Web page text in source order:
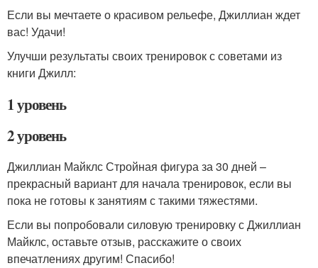
Если вы мечтаете о красивом рельефе, Джиллиан ждет
вас! Удачи!
Улучши результаты своих тренировок с советами из
книги Джилл:
1 уровень
2 уровень
Джиллиан Майклс Стройная фигура за 30 дней –
прекрасный вариант для начала тренировок, если вы
пока не готовы к занятиям с такими тяжестями.
Если вы попробовали силовую тренировку с Джиллиан
Майклс, оставьте отзыв, расскажите о своих
впечатлениях другим! Спасибо!